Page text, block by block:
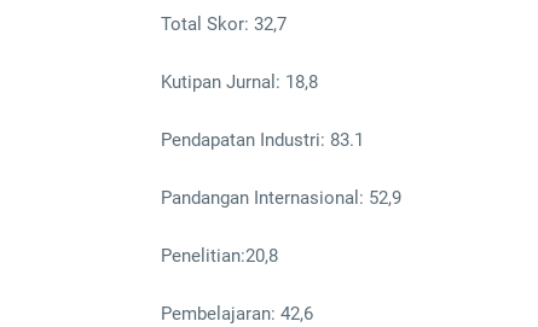
Total Skor: 32,7
Kutipan Jurnal: 18,8
Pendapatan Industri: 83.1
Pandangan Internasional: 52,9
Penelitian:20,8
Pembelajaran: 42,6